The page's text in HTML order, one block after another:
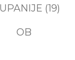
(19)
OB